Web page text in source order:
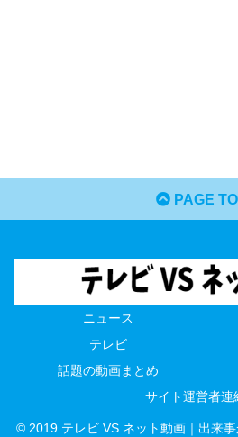
PAGE
ニュース
テレビ
話題の動画まとめ
サイト運営者連
© 2019 テレビ VS ネット動画｜出来